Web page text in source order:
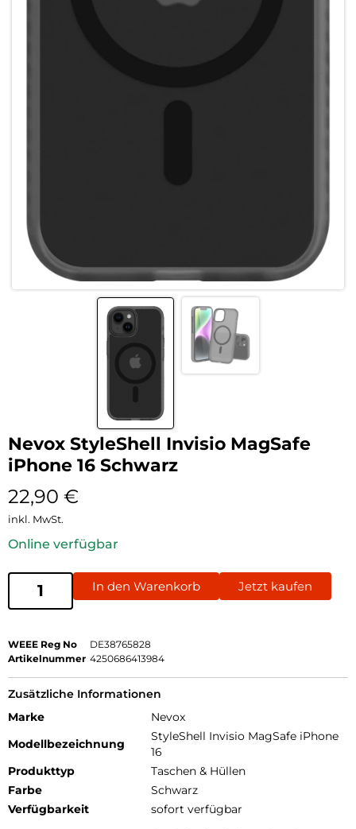
Nevox StyleShell Invisio MagSafe
iPhone 16 Schwarz
22,90 €
inkl. MwSt.
Online verfügbar
In den Warenkorb Jetzt kaufen
WEEE Reg No
DE38765828
Artikelnummer 4250686413984
Zusätzliche Informationen
Marke
Nevox
Modellbezeichnung
StyleShell Invisio MagSafe iPhone
16
Produkttyp
Taschen & Hüllen
Farbe
Schwarz
Verfügbarkeit
sofort verfügbar